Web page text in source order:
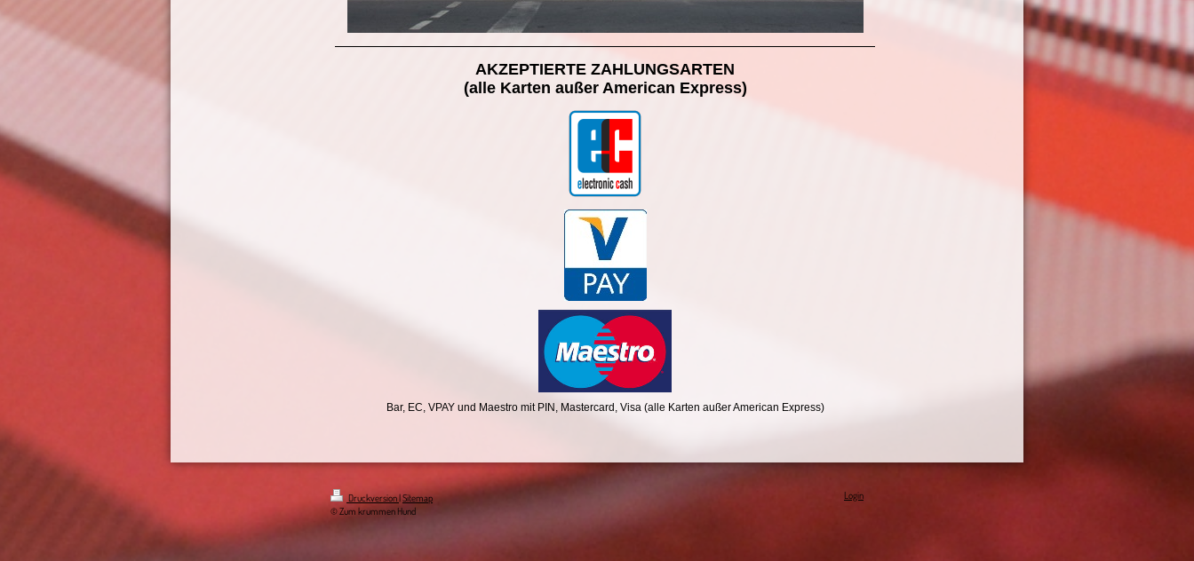
AKZEPTIERTE ZAHLUNGSARTEN
(alle Karten außer American Express)
Bar, EC, VPAY und Maestro mit PIN, Mastercard, Visa (alle Karten außer American Express)
Druckversion|Sitemap
© Zum krummen Hund
Login